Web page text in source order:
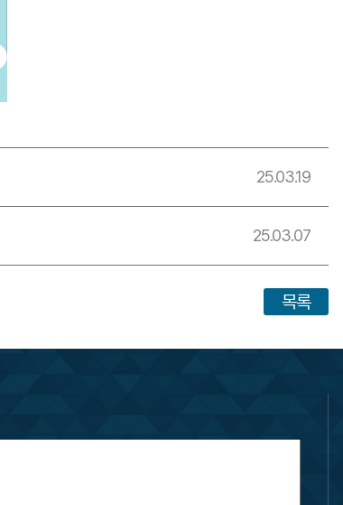
25.03.19
25.03.07
목록